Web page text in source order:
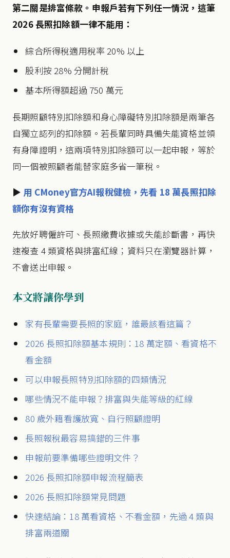
第二關是排富條款。申報戶若有下列任一情況，這筆
2026 長照扣除額一律不能用：
綜合所得稅適用稅率 20% 以上
股利按 28% 分開計稅
基本所得額超過 750 萬元
長期照顧特別扣除額和身心障礙特別扣除額是兩筆各
自獨立認列的扣除額。若長輩同時具備失能資格並領
有身障證明，這兩項特別扣除額可以一起申報，等於
同一個被照顧者能替家庭多省一筆稅。
▶ 用 CMoney官方AI報稅健檢，先看 18 萬長照扣除
額你有沒有資格
先放好聘僱許可、長照繳費收據或失能診斷書，再快
速複查 4 類資格與排富紅線；資料只在瀏覽器計算，
不會送出申報。
本文將讓你學到
家有長輩需要長照的家庭，誰最該看這篇？
2026 長照扣除額基本規則：18 萬定額、看資格不
看金額
可以申報長照特別扣除額的四類情況
哪些情況不能申報？排富與失能等級的紅線
80 歲外籍看護放寬、自行照顧證明
長照報稅最容易搞錯的三件事
申報前要準備哪些證明文件？
2026 長照扣除額申報流程簡表
2026 長照扣除額常見問題
快速結論：18 萬看資格、不看金額，先過 4 類與
排富兩道關